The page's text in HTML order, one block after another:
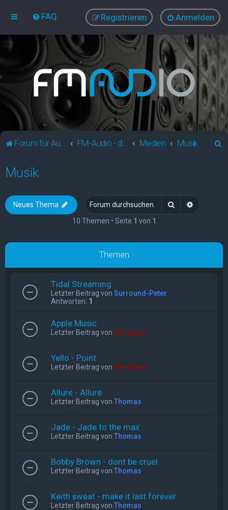
FAQ Anmelden
Registrieren
Forum für Audio und Video Medien Musik
Musik
Neues Thema Suche
10 Themen • Seite 1 von 1
Themen
Tidal Streaming
Letzter Beitrag von Surround-Peter
Antworten: 1
Apple Music
Letzter Beitrag von FM-Audio
Yello - Point
Letzter Beitrag von FM-Audio
Allure - Allure
Letzter Beitrag von Thomas
Jade - Jade to the max
Letzter Beitrag von Thomas
Bobby Brown - dont be cruel
Letzter Beitrag von Thomas
Keith sweat - make it last forever
Letzter Beitrag von Thomas